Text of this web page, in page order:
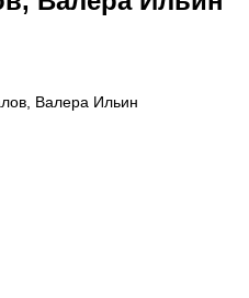
Валера Ильин